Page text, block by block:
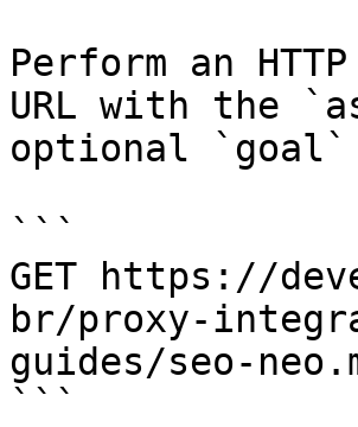
Perform an
URL with the
optional `goal`
```
GET https://
br/proxy-
guides/seo-
```